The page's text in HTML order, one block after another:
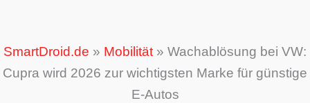
SmartDroid.de » Mobilität» Wachablösung bei VW:
Cupra wird 2026 zur wichtigsten Marke für günstige
E-Autos